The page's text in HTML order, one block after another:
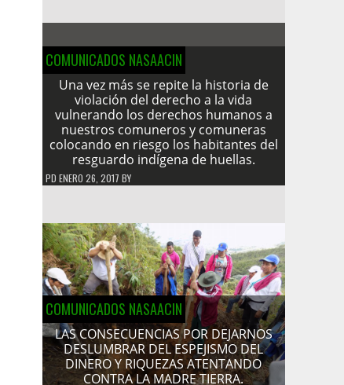
COMUNICADOS NASAACIN
Una vez más se repite la historia de
violación del derecho a la vida
vulnerando los derechos humanos a
nuestros comuneros y comuneras
colocando en riesgo los habitantes del
resguardo indígena de huellas.
PD ENERO 26, 2017 BY
COMUNICADOS NASAACIN
LAS CONSECUENCIAS POR DEJARNOS
DESLUMBRAR DEL ESPEJISMO DEL
DINERO Y RIQUEZAS ATENTANDO
CONTRA LA MADRE TIERRA.